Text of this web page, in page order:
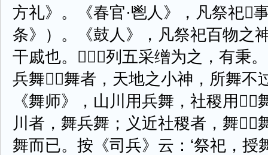
方礼》。《春官·鬯人》，凡祭祀
条》）。《鼓人》，凡祭祀百物之
干戚也。，列五采缯为之，有秉
兵舞舞者，天地之小神，所舞不
《舞师》，山川用兵舞，社稷用
川者，舞兵舞；义近社稷者，舞
舞而已。按《司兵》云：‘祭祀，授